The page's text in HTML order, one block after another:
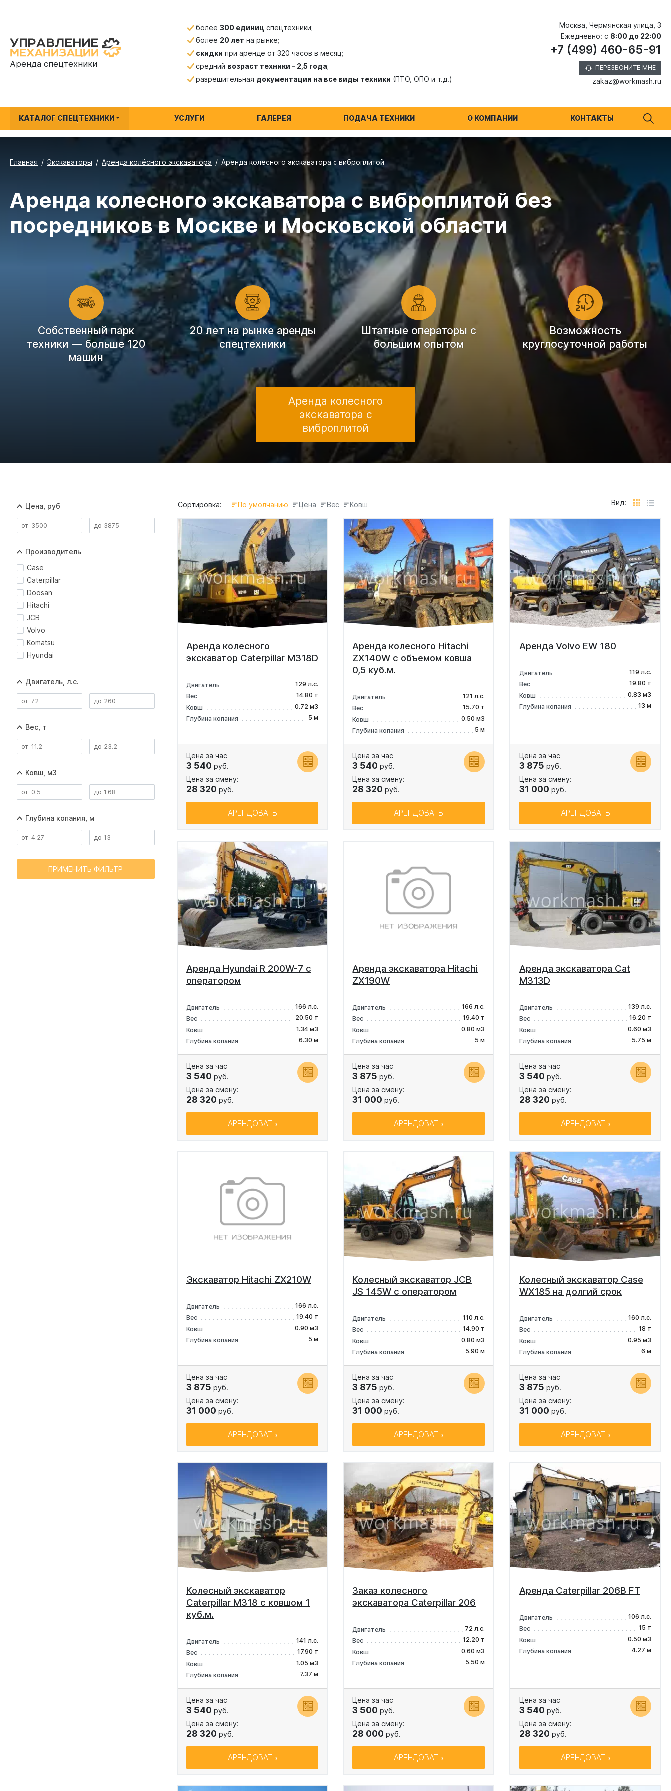
Аренда спецтехники
более 300 единиц спецтехники;
более 20 лет на рынке;
скидки при аренде от 320 часов в месяц;
средний возраст техники - 2,5 года;
разрешительная документация на все виды техники (ПТО, ОПО и т.д.)
Москва, Чермянская улица, 3
Ежедневно: с 8:00 до 22:00
+7 (499) 460-65-91
ПЕРЕЗВОНИТЕ МНЕ
zakaz@workmash.ru
КАТАЛОГ СПЕЦТЕХНИКИ УСЛУГИ ГАЛЕРЕЯ ПОДАЧА ТЕХНИКИ О КОМПАНИИ КОНТАКТЫ
Главная Экскаваторы Аренда колёсного экскаватора Аренда колесного экскаватора с виброплитой
Аренда колесного экскаватора с виброплитой без
посредников в Москве и Московской области
Cобственный парк
техники — больше 120
машин
20 лет на рынке аренды
спецтехники
Штатные операторы с
большим опытом
Возможность
круглосуточной работы
Аренда колесного
экскаватора с
виброплитой
Цена, руб
Производитель
Case
Caterpillar
Doosan
Hitachi
JCB
Volvo
Komatsu
Hyundai
Двигатель, л.с.
Вес, т
Ковш, м3
Глубина копания, м
ПРИМЕНИТЬ ФИЛЬТР
Сортировка: По умолчанию Цена Вес Ковш Вид:
Аренда колесного
экскаватор Caterpillar M318D
Двигатель
129 л.с.
Вес
14.80 т
Ковш
0.72 м3
Глубина копания
5 м
Цена за час
3 540 руб.
Цена за смену:
28 320 руб.
АРЕНДОВАТЬ
Аренда колесного Hitachi
ZX140W с объемом ковша
0,5 куб.м.
Двигатель
121 л.с.
Вес
15.70 т
Ковш
0.50 м3
Глубина копания
5 м
Цена за час
3 540 руб.
Цена за смену:
28 320 руб.
АРЕНДОВАТЬ
Аренда Volvo EW 180
Двигатель
119 л.с.
Вес
19.80 т
Ковш
0.83 м3
Глубина копания
13 м
Цена за час
3 875 руб.
Цена за смену:
31 000 руб.
АРЕНДОВАТЬ
Аренда Hyundai R 200W-7 с
оператором
Двигатель
166 л.с.
Вес
20.50 т
Ковш
1.34 м3
Глубина копания
6.30 м
Цена за час
3 540 руб.
Цена за смену:
28 320 руб.
АРЕНДОВАТЬ
Аренда экскаватора Hitachi
ZX190W
Двигатель
166 л.с.
Вес
19.40 т
Ковш
0.80 м3
Глубина копания
5 м
Цена за час
3 875 руб.
Цена за смену:
31 000 руб.
АРЕНДОВАТЬ
Аренда экскаватора Cat
M313D
Двигатель
139 л.с.
Вес
16.20 т
Ковш
0.60 м3
Глубина копания
5.75 м
Цена за час
3 540 руб.
Цена за смену:
28 320 руб.
АРЕНДОВАТЬ
Экскаватор Hitachi ZX210W
Двигатель
166 л.с.
Вес
19.40 т
Ковш
0.90 м3
Глубина копания
5 м
Цена за час
3 875 руб.
Цена за смену:
31 000 руб.
АРЕНДОВАТЬ
Колесный экскаватор JCB
JS 145W с оператором
Двигатель
110 л.с.
Вес
14.90 т
Ковш
0.80 м3
Глубина копания
5.90 м
Цена за час
3 875 руб.
Цена за смену:
31 000 руб.
АРЕНДОВАТЬ
Колесный экскаватор Case
WX185 на долгий срок
Двигатель
160 л.с.
Вес
18 т
Ковш
0.95 м3
Глубина копания
6 м
Цена за час
3 875 руб.
Цена за смену:
31 000 руб.
АРЕНДОВАТЬ
Колесный экскаватор
Caterpillar M318 с ковшом 1
куб.м.
Двигатель
141 л.с.
Вес
17.90 т
Ковш
1.05 м3
Глубина копания
7.37 м
Цена за час
3 540 руб.
Цена за смену:
28 320 руб.
АРЕНДОВАТЬ
Заказ колесного
экскаватора Caterpillar 206
Двигатель
72 л.с.
Вес
12.20 т
Ковш
0.60 м3
Глубина копания
5.50 м
Цена за час
3 500 руб.
Цена за смену:
28 000 руб.
АРЕНДОВАТЬ
Аренда Caterpillar 206B FT
Двигатель
106 л.с.
Вес
15 т
Ковш
0.50 м3
Глубина копания
4.27 м
Цена за час
3 540 руб.
Цена за смену:
28 320 руб.
АРЕНДОВАТЬ